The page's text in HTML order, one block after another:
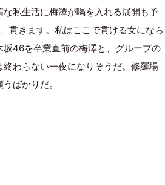
私生活に梅澤が喝を入れる展開も予
貫きます。私はここで貫ける女になら
46を卒業直前の梅澤と、グループの
わらない一夜になりそうだ。修羅場
ばかりだ。